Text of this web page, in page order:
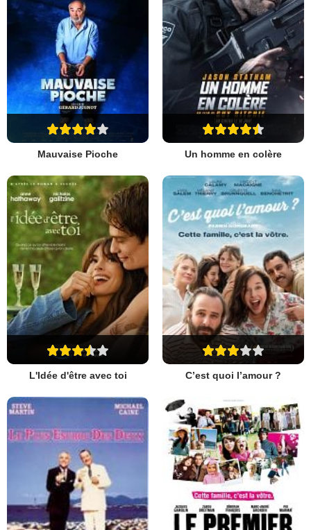
Mauvaise Pioche Un homme en colère
L'Idée d'être avec toi C’est quoi l’amour ?